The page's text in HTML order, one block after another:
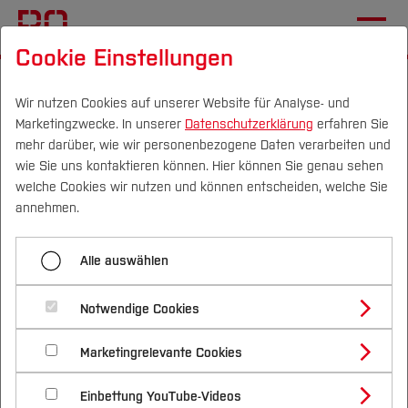
Campus Personen DE|EN Quicklinks
Studium
Studienangebote
Bachelorstudiengänge
Masterstudiengänge
Vor dem Studium
Bewerben & Einschreiben
Bewerbungsportal
Im Studium
Studienbüros und Prüfungen
Nach dem Studium
Forschung & Transfer
Profil
Forschungs- und Transferprofil
Schwerpunkte (FuT)
Beratung & Förderung
Nachhaltigkeit
Nachhaltigkeit studieren
International
Menü aufklappen
Kollegium
Welcome to my website
Finding a
suitable host
Providing academic
references (PROMOS, BO
Cookie Einstellungen
Wir nutzen Cookies auf unserer Website für Analyse- und
Marketingzwecke. In unserer Datenschutzerklärung erfahren Sie
mehr darüber, wie wir personenbezogene Daten verarbeiten und
wie Sie uns kontaktieren können. Hier können Sie genau sehen
welche Cookies wir nutzen und können entscheiden, welche Sie
annehmen.
Alle auswählen
Notwendige Cookies
Marketingrelevante Cookies
Einbettung YouTube-Videos